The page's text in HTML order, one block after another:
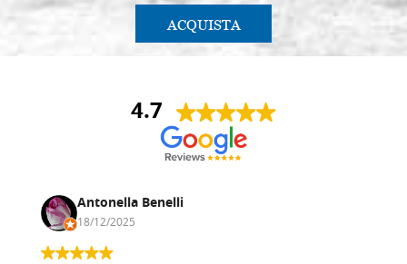
ACQUISTA
4.7
Antonella Benelli
18/12/2025